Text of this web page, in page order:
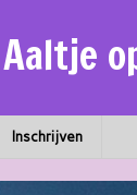
Aaltje
Inschrijven